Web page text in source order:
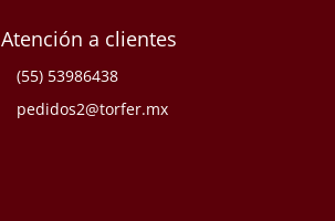
Atención a clientes
(55) 53986438
pedidos2@torfer.mx